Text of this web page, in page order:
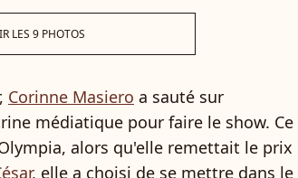
LES 9 PHOTOS
Corinne Masiero a sauté sur
médiatique pour faire le show. Ce
alors qu'elle remettait le prix
, elle a choisi de se mettre dans le